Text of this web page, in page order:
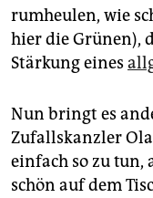
rumheulen, wie
hier die Grünen),
Stärkung eines
Nun bringt es
Zufallskanzler
einfach so zu tun,
schön auf dem